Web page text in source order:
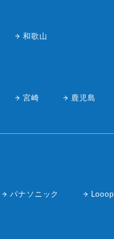
和歌山
宮崎 鹿児島
パナソニック Looop